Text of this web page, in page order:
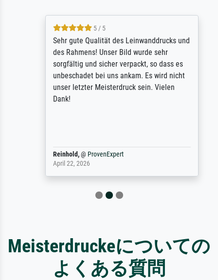
5 / 5
Sehr gute Qualität des Leinwanddrucks und
des Rahmens! Unser Bild wurde sehr
sorgfältig und sicher verpackt, so dass es
unbeschadet bei uns ankam. Es wird nicht
unser letzter Meisterdruck sein. Vielen
Dank!
Reinhold,@ProvenExpert
April 22, 2026
Meisterdruckeについての
よくある質問